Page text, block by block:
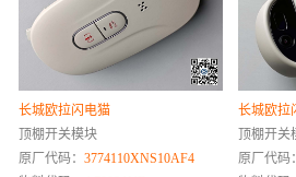
长城欧拉闪电猫
顶棚开关模块
原厂代码： 3774110XNS10AF4
长城欧拉
顶棚开关
原厂代码：